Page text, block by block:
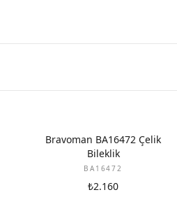
Bravoman BA16472 Çelik
Bileklik
BA16472
₺2.160